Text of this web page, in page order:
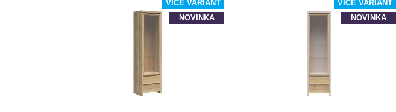
VÍCE VARIANT
NOVINKA
VÍCE VARIANT
NOVINKA